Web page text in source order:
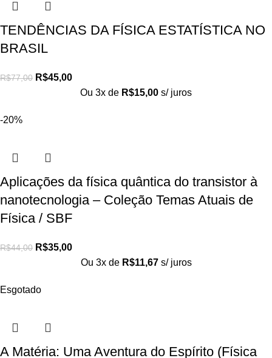
TENDÊNCIAS DA FÍSICA ESTATÍSTICA NO
BRASIL
R$77,00 R$45,00
Ou 3x de R$15,00 s/ juros
-20%
Aplicações da física quântica do transistor à
nanotecnologia – Coleção Temas Atuais de
Física / SBF
R$44,00 R$35,00
Ou 3x de R$11,67 s/ juros
Esgotado
A Matéria: Uma Aventura do Espírito (Física